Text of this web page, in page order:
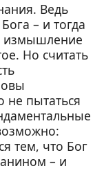
Ведь
– и тогда
измышление
Но считать
не пытаться
тем, что Бог
– и